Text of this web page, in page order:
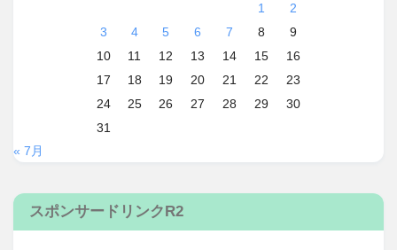
1
2
3
4 5 6 7 8
9
10
11 12 13 14 15
16
17
18 19 20 21 22
23
24
25 26 27 28 29
30
31
« 7月
スポンサードリンクR2